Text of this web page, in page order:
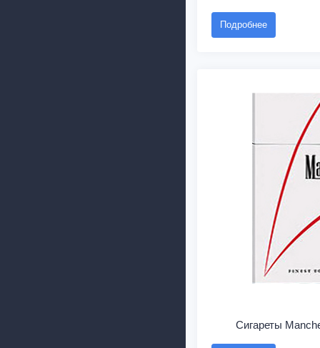
Подробнее
Сигареты